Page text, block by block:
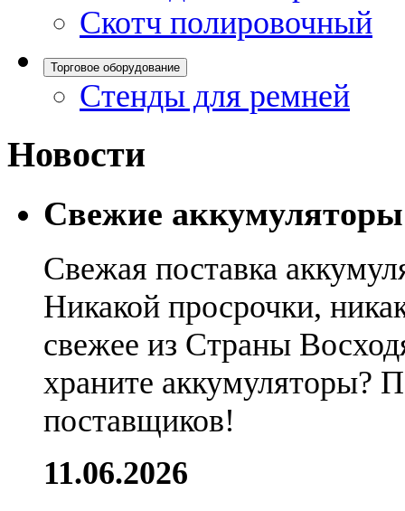
Скотч полировочный
Торговое оборудование
Стенды для ремней
Новости
Свежие
Свежая поставка
Никакой просрочки,
свежее из Страны
храните аккумуляторы?
поставщиков!
11.06.2026